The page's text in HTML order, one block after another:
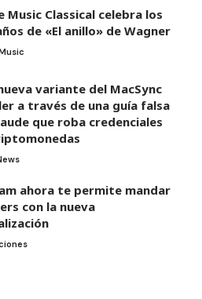
Music Classical celebra los
de «El anillo» de Wagner
variante del MacSync
a través de una guía falsa
que roba credenciales
ahora te permite mandar
con la nueva